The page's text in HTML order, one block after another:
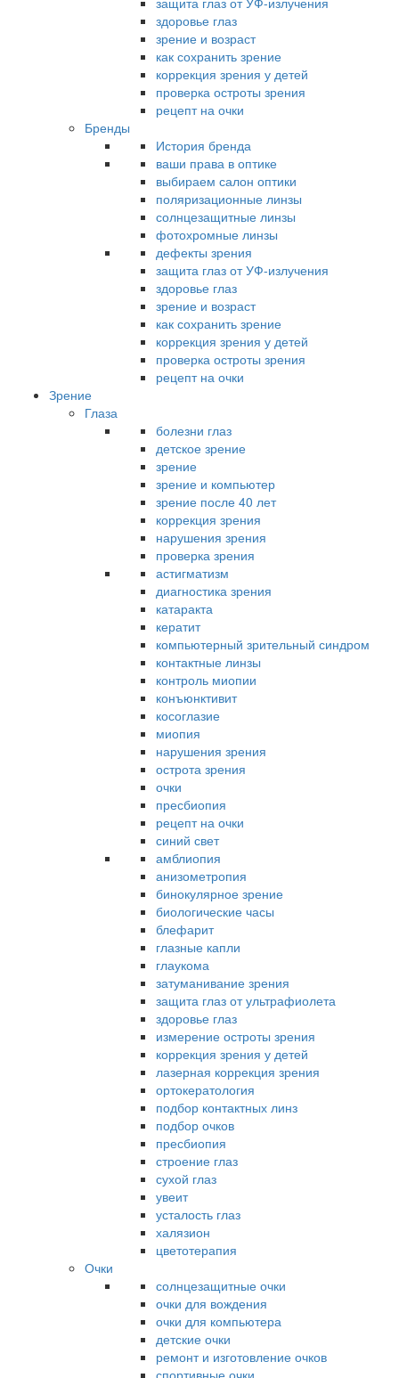
здоровье глаз
зрение и возраст
как сохранить зрение
коррекция зрения у детей
проверка остроты зрения
рецепт на очки
Бренды
История бренда
ваши права в оптике
выбираем салон оптики
поляризационные линзы
солнцезащитные линзы
фотохромные линзы
дефекты зрения
защита глаз от УФ-излучения
здоровье глаз
зрение и возраст
как сохранить зрение
коррекция зрения у детей
проверка остроты зрения
рецепт на очки
Зрение
Глаза
болезни глаз
детское зрение
зрение
зрение и компьютер
зрение после 40 лет
коррекция зрения
нарушения зрения
проверка зрения
астигматизм
диагностика зрения
катаракта
кератит
компьютерный зрительный синдром
контактные линзы
контроль миопии
конъюнктивит
косоглазие
миопия
нарушения зрения
острота зрения
очки
пресбиопия
рецепт на очки
синий свет
амблиопия
анизометропия
бинокулярное зрение
биологические часы
блефарит
глазные капли
глаукома
затуманивание зрения
защита глаз от ультрафиолета
здоровье глаз
измерение остроты зрения
коррекция зрения у детей
лазерная коррекция зрения
ортокератология
подбор контактных линз
подбор очков
пресбиопия
строение глаз
сухой глаз
увеит
усталость глаз
халязион
цветотерапия
Очки
солнцезащитные очки
очки для вождения
очки для компьютера
детские очки
ремонт и изготовление очков